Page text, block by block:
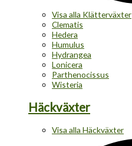
Visa alla Klätterväxter
Clematis
Hedera
Humulus
Hydrangea
Lonicera
Parthenocissus
Wisteria
Häckväxter
Visa alla Häckväxter